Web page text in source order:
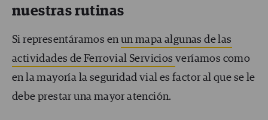
nuestras rutinas
Si representáramos enun mapa algunas de las
actividades de Ferrovial Servicios veríamos como
en la mayoría la seguridad vial es factor al que se le
debe prestar una mayor atención.